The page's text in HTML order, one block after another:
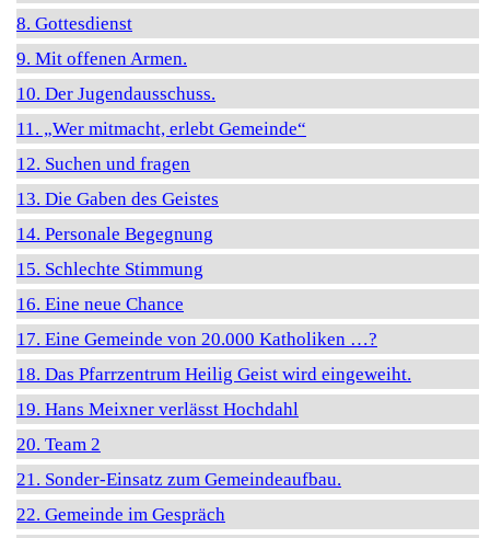
8. Gottesdienst
9. Mit offenen Armen.
10. Der Jugendausschuss.
11. „Wer mitmacht, erlebt Gemeinde“
12. Suchen und fragen
13. Die Gaben des Geistes
14. Personale Begegnung
15. Schlechte Stimmung
16. Eine neue Chance
17. Eine Gemeinde von 20.000 Katholiken …?
18. Das Pfarrzentrum Heilig Geist wird eingeweiht.
19. Hans Meixner verlässt Hochdahl
20. Team 2
21. Sonder-Einsatz zum Gemeindeaufbau.
22. Gemeinde im Gespräch